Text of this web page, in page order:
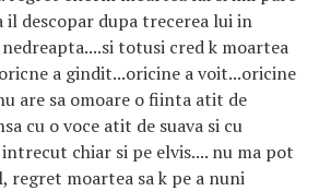
il descopar dupa trecerea lui in
totusi cred k moartea
a gindit...oricine a voit...oricine
are sa omoare o fiinta atit de
cu o voce atit de suava si cu
chiar si pe elvis.... nu ma pot
regret moartea sa k pe a nuni